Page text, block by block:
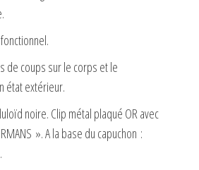
de coups sur le corps et le
état extérieur.
noire. Clip métal plaqué OR avec
». A la base du capuchon :